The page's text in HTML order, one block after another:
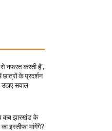
से नफरत करती है’,
के प्रदर्शन
उठाए सवाल
कब झारखंड के
इस्तीफा मांगेंगे?